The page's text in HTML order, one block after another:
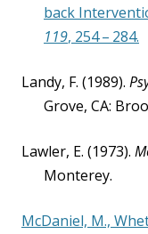
back
119, 254 – 284.
Lan­dy, F. (1989).
Gro­ve, CA:
Law­ler, E. (1973).
Mon­terey.
McDa­ni­el, M.,